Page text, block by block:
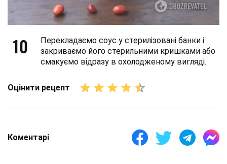
10
Перекладаємо соус у стерилізовані банки і
закриваємо його стерильними кришками або
смакуємо відразу в охолодженому вигляді.
Оцінити рецепт
Коментарі